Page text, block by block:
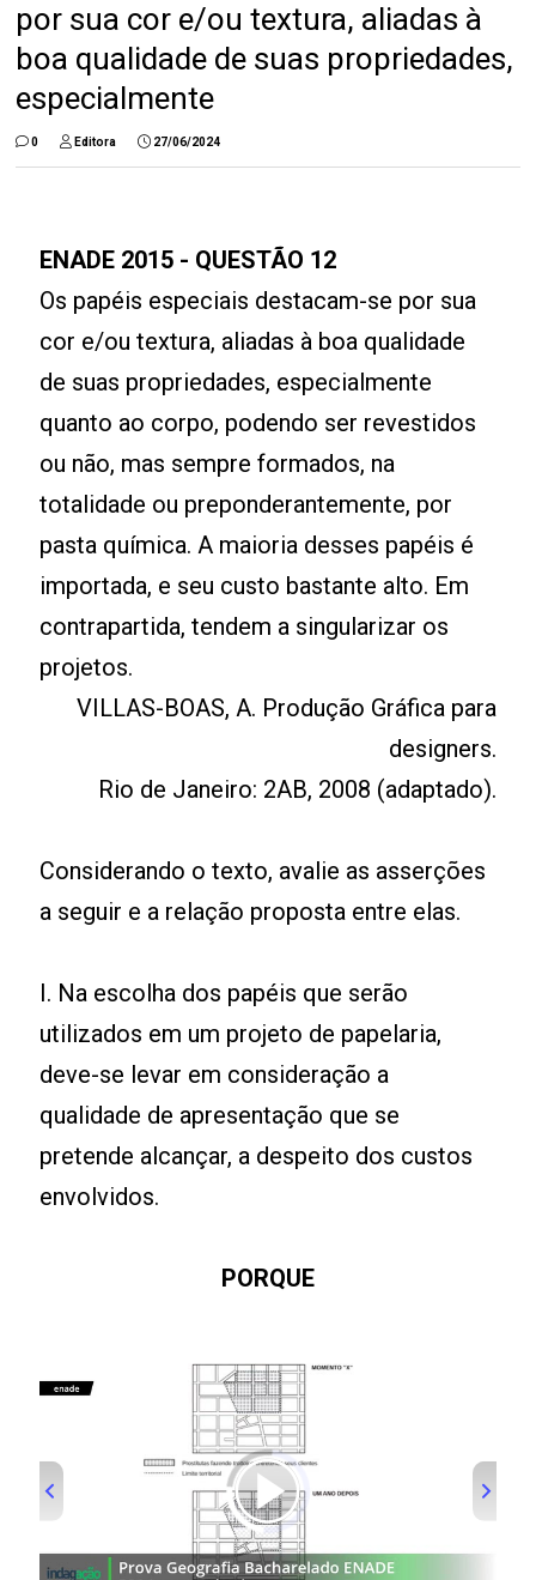
por sua cor e/ou textura, aliadas à
boa qualidade de suas propriedades,
especialmente
0 Editora 27/06/2024
ENADE 2015 - QUESTÃO 12
Os papéis especiais destacam-se por sua
cor e/ou textura, aliadas à boa qualidade
de suas propriedades, especialmente
quanto ao corpo, podendo ser revestidos
ou não, mas sempre formados, na
totalidade ou preponderantemente, por
pasta química. A maioria desses papéis é
importada, e seu custo bastante alto. Em
contrapartida, tendem a singularizar os
projetos.
VILLAS-BOAS, A. Produção Gráfica para
designers.
Rio de Janeiro: 2AB, 2008 (adaptado).
Considerando o texto, avalie as asserções
a seguir e a relação proposta entre elas.
I. Na escolha dos papéis que serão
utilizados em um projeto de papelaria,
deve-se levar em consideração a
qualidade de apresentação que se
pretende alcançar, a despeito dos custos
envolvidos.
PORQUE